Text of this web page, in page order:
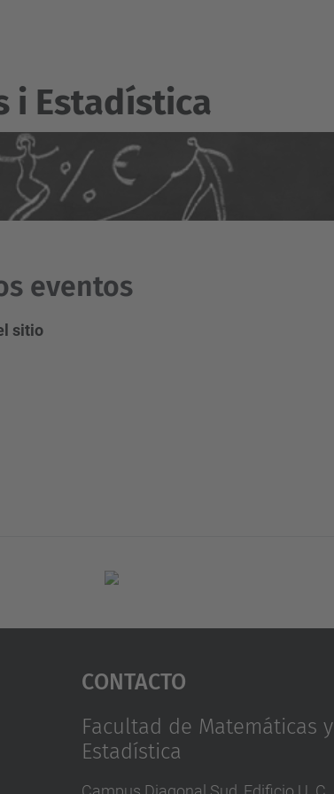
i Estadí­stica
eventos
sitio
Contacto
Facultad de Matemáticas y
Estadística